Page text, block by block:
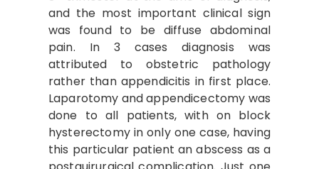
and the most important clinical sign
was found to be diffuse abdominal
pain. In 3 cases diagnosis was
attributed to obstetric pathology
rather than appendicitis in first place.
Laparotomy and appendicectomy was
done to all patients, with on block
hysterectomy in only one case, having
this particular patient an abscess as a